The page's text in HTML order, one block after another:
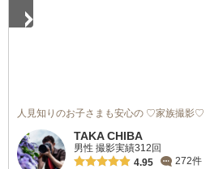
人見知りのお子さまも安心の ♡家族撮影♡
TAKA CHIBA
男性 撮影実績312回
4.95
272件